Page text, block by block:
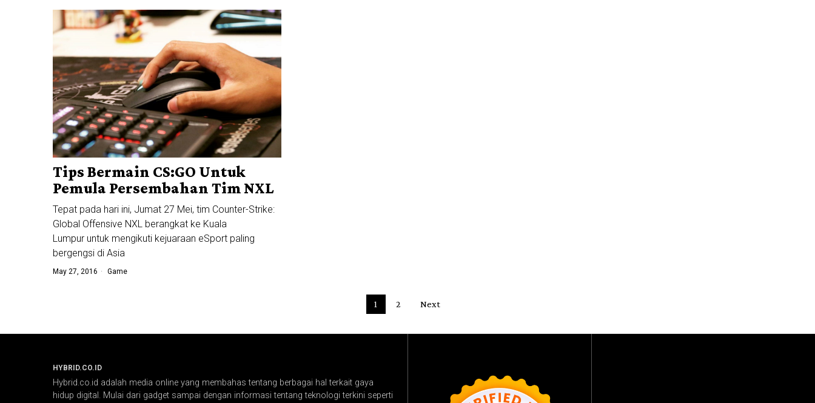
Tips Bermain CS:GO Untuk
Pemula Persembahan Tim NXL
Tepat pada hari ini, Jumat 27 Mei, tim Counter-Strike:
Global Offensive NXL berangkat ke Kuala
Lumpur untuk mengikuti kejuaraan eSport paling
bergengsi di Asia
May 27, 2016 Game
1 2 Next
HYBRID.CO.ID
Hybrid.co.id adalah media online yang membahas tentang berbagai hal terkait gaya
hidup digital. Mulai dari gadget sampai dengan informasi tentang teknologi terkini seperti